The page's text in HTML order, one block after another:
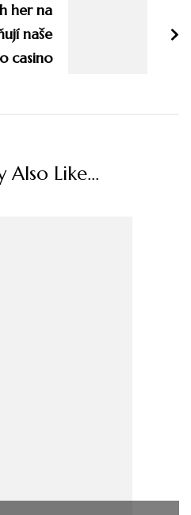
her na
naše
casino
Also Like...